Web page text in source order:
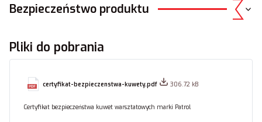
Bezpieczeństwo produktu
Pliki do pobrania
certyfikat-bezpieczenstwa-kuwety.pdf 306.72 kB
Certyfikat bezpieczeństwa kuwet warsztatowych marki Patrol